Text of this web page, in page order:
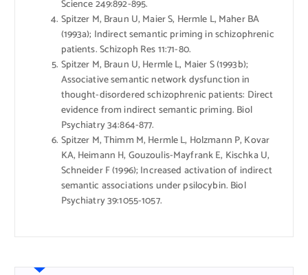
Science 249:892-895.
Spitzer M, Braun U, Maier S, Hermle L, Maher BA
(1993a); Indirect semantic priming in schizophrenic
patients. Schizoph Res 11:71-80.
Spitzer M, Braun U, Hermle L, Maier S (1993b);
Associative semantic network dysfunction in
thought-disordered schizophrenic patients: Direct
evidence from indirect semantic priming. Biol
Psychiatry 34:864-877.
Spitzer M, Thimm M, Hermle L, Holzmann P, Kovar
KA, Heimann H, Gouzoulis-Mayfrank E, Kischka U,
Schneider F (1996); Increased activation of indirect
semantic associations under psilocybin. Biol
Psychiatry 39:1055-1057.